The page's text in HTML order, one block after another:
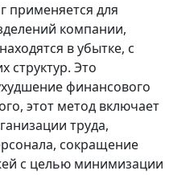
применяется для
компании,
в убытке, с
структур. Это
финансового
этот метод включает
труда,
сокращение
с целью минимизации